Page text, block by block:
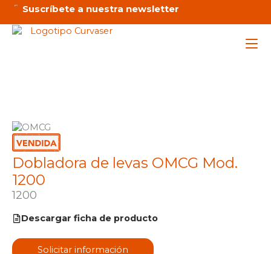
contenido
Suscríbete a nuestra newsletter
Dobladora de levas OMCG Mod.
1200
1200
Descargar ficha de producto
Solicitar información